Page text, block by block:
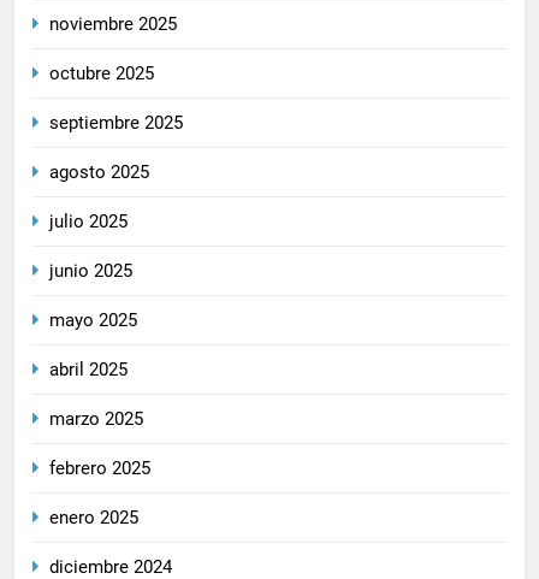
noviembre 2025
octubre 2025
septiembre 2025
agosto 2025
julio 2025
junio 2025
mayo 2025
abril 2025
marzo 2025
febrero 2025
enero 2025
diciembre 2024